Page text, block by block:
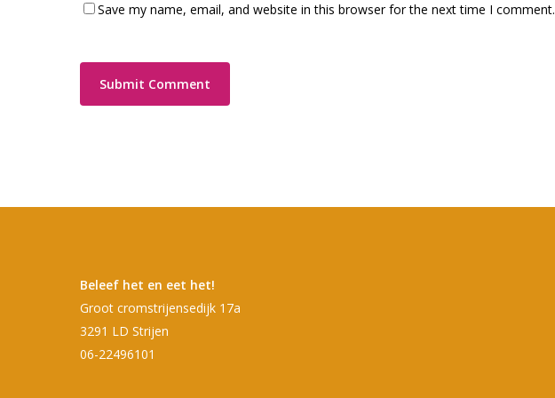
Save my name, email, and website in this browser for the next time I comment.
Beleef het en eet het!
Groot cromstrijensedijk 17a
3291 LD Strijen
06-22496101